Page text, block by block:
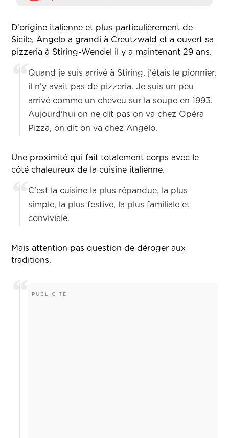
D’origine italienne et plus particulièrement de
Sicile, Angelo a grandi à Creutzwald et a ouvert sa
pizzeria à Stiring-Wendel il y a maintenant 29 ans.
Quand je suis arrivé à Stiring, j'étais le pionnier,
il n'y avait pas de pizzeria. Je suis un peu
arrivé comme un cheveu sur la soupe en 1993.
Aujourd'hui on ne dit pas on va chez Opéra
Pizza, on dit on va chez Angelo.
Une proximité qui fait totalement corps avec le
côté chaleureux de la cuisine italienne.
C'est la cuisine la plus répandue, la plus
simple, la plus festive, la plus familiale et
conviviale.
Mais attention pas question de déroger aux
traditions.